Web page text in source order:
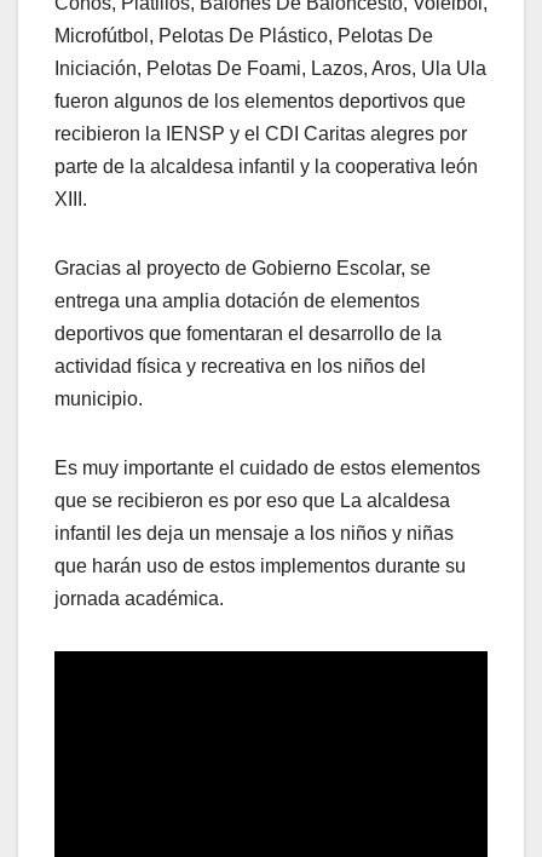
Microfútbol, Pelotas De Plástico, Pelotas De
Iniciación, Pelotas De Foami, Lazos, Aros, Ula Ula
fueron algunos de los elementos deportivos que
recibieron la IENSP y el CDI Caritas alegres por
parte de la alcaldesa infantil y la cooperativa león
XIII.
Gracias al proyecto de Gobierno Escolar, se
entrega una amplia dotación de elementos
deportivos que fomentaran el desarrollo de la
actividad física y recreativa en los niños del
municipio.
Es muy importante el cuidado de estos elementos
que se recibieron es por eso que La alcaldesa
infantil les deja un mensaje a los niños y niñas
que harán uso de estos implementos durante su
jornada académica.